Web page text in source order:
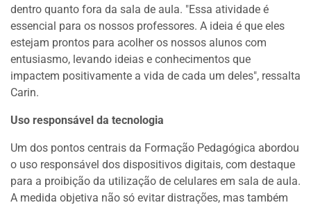
dentro quanto fora da sala de aula. "Essa atividade é
essencial para os nossos professores. A ideia é que eles
estejam prontos para acolher os nossos alunos com
entusiasmo, levando ideias e conhecimentos que
impactem positivamente a vida de cada um deles", ressalta
Carin.
Uso responsável da tecnologia
Um dos pontos centrais da Formação Pedagógica abordou
o uso responsável dos dispositivos digitais, com destaque
para a proibição da utilização de celulares em sala de aula.
A medida objetiva não só evitar distrações, mas também